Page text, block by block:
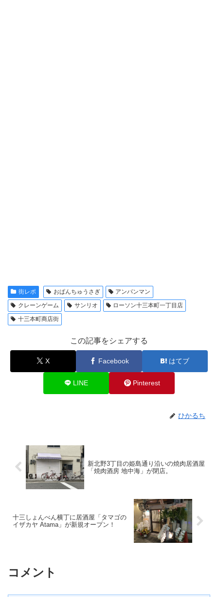
街レポ おぱんちゅうさぎ
アンパンマン
クレーンゲーム
サンリオ
ローソン十三本町一丁目店
十三本町商店街
この記事をシェアする
X Facebook はてブ
LINE Pinterest
ひかるち
新北野3丁目の姫島通り沿いの焼肉居酒屋
「焼肉酒房 地中海」が閉店。
十三しょんべん横丁に居酒屋「タマゴの
イザカヤ Atama」が新規オープン！
コメント